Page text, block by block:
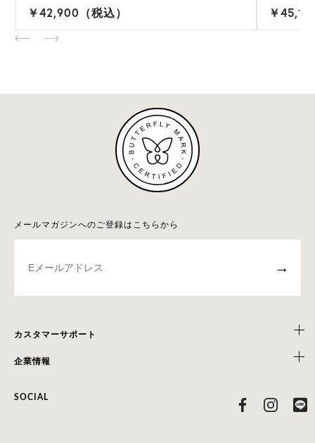
￥42,900（税込）
￥
メールマガジンへのご登録はこちらから
→
カスタマーサポート
企業情報
SOCIAL